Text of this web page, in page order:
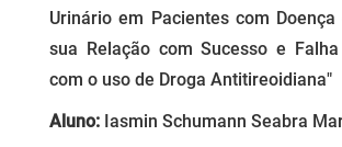
Urinário em Pacientes com
sua Relação com Sucesso e
com o uso de Droga Antitireoidiana"
Aluno: Iasmin Schumann Seabra